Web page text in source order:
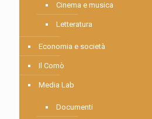
Cinema e musica
Letteratura
Economia e società
Il Comò
Media Lab
Documenti